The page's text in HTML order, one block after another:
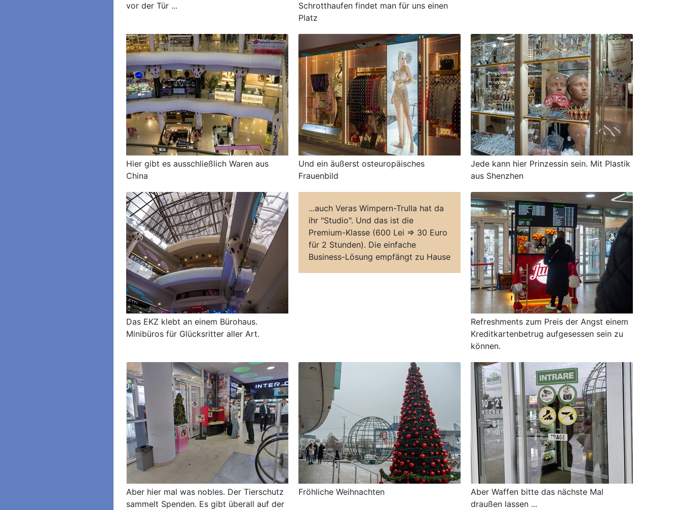
vor der Tür ...
Schrotthaufen findet man für uns einen
Platz
Hier gibt es ausschließlich Waren aus
China
Und ein äußerst osteuropäisches
Frauenbild
Jede kann hier Prinzessin sein. Mit Plastik
aus Shenzhen
Das EKZ klebt an einem Bürohaus.
Minibüros für Glücksritter aller Art.
...auch Veras Wimpern-Trulla hat da
ihr "Studio". Und das ist die
Premium-Klasse (600 Lei => 30 Euro
für 2 Stunden). Die einfache
Business-Lösung empfängt zu Hause
Refreshments zum Preis der Angst einem
Kreditkartenbetrug aufgesessen sein zu
können.
Aber hier mal was nobles. Der Tierschutz
sammelt Spenden. Es gibt überall auf der
Fröhliche Weihnachten
Aber Waffen bitte das nächste Mal
draußen lassen ...